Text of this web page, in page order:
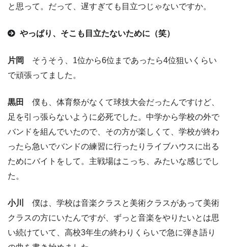
と思って。だって、遅すぎても目立つじゃないですか。
やっぱり、そこも目立たないために（笑）
片岡
そうそう、1位から6位まであったら4位狙いくらい
で頑張ってました。
黒田
僕も、体育祭がなくて球技大会だったんですけど、
足を引っ張らないように必死でした。中学から学校の外で
バンドを組んでいたので、その方が楽しくて、学校が終わ
ったら急いでバンドの練習に行ったりライブハウスに出る
ためにバイトをして。主戦場はこっち、みたいな感じでし
た。
小川
僕は、学校は音楽クラスと美術クラスがあって美術
クラスの方にいたんですが、ずっと音楽をやりたいとは思
い続けていて、高校3年生の終わりくらいで急に弾き語り